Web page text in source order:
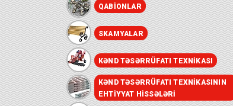
QABIONLAR
SKAMYALAR
KƏND TƏSƏRRÜFATI TEXNIKASI
KƏND TƏSƏRRÜFATI TEXNIKASININ
EHTIYYAT HISSƏLƏRI